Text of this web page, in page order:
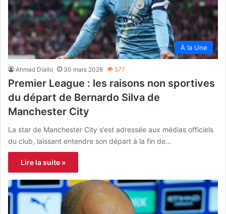
À la Une
Ahmad Diallo 30 mars 2026 577
Premier League : les raisons non sportives
du départ de Bernardo Silva de
Manchester City
La star de Manchester City s’est adressée aux médias officiels
du club, laissant entendre son départ à la fin de…
Lire la suite »